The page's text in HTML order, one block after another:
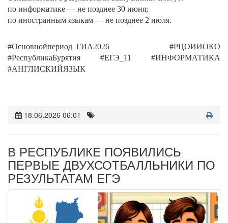
по информатике — не позднее 30 июня;
по иностранным языкам — не позднее 2 июля.
#Основнойпериод_ГИА2026 #РЦОИИОКО
#РеспубликаБурятия #ЕГЭ_11 #ИНФОРМАТИКА
#АНГЛИСКИЙЯЗЫК
18.06.2026 06:01
В РЕСПУБЛИКЕ ПОЯВИЛИСЬ
ПЕРВЫЕ ДВУХСОТБАЛЛЬНИКИ ПО
РЕЗУЛЬТАТАМ ЕГЭ